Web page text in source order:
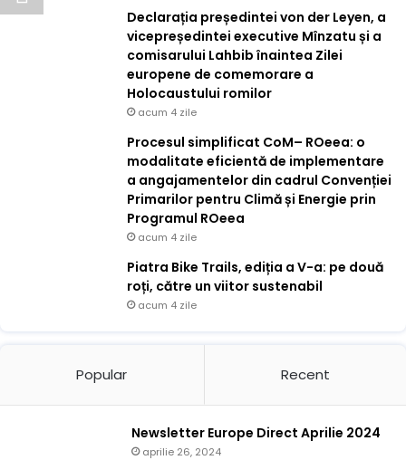
Declarația președintei von der Leyen, a
vicepreședintei executive Mînzatu și a
comisarului Lahbib înaintea Zilei
europene de comemorare a
Holocaustului romilor
acum 4 zile
Procesul simplificat CoM– ROeea: o
modalitate eficientă de implementare
a angajamentelor din cadrul Convenției
Primarilor pentru Climă și Energie prin
Programul ROeea
acum 4 zile
Piatra Bike Trails, ediția a V-a: pe două
roți, către un viitor sustenabil
acum 4 zile
Popular Recent
Newsletter Europe Direct Aprilie 2024
aprilie 26, 2024